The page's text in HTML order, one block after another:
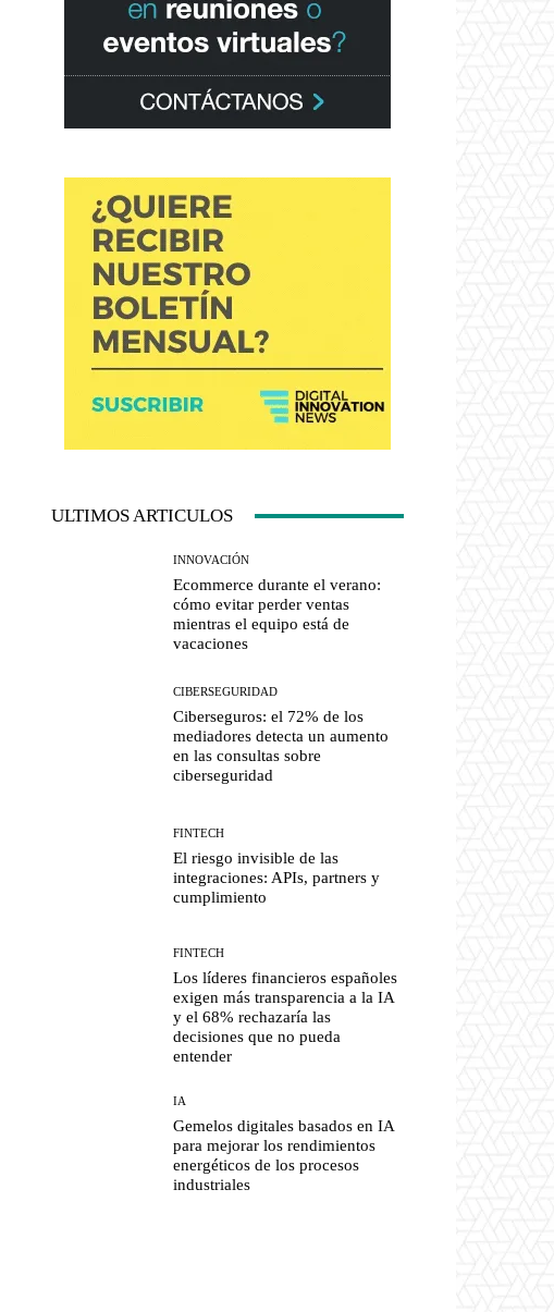
ULTIMOS ARTICULOS
INNOVACIÓN
Ecommerce durante el verano:
cómo evitar perder ventas
mientras el equipo está de
vacaciones
CIBERSEGURIDAD
Ciberseguros: el 72% de los
mediadores detecta un aumento
en las consultas sobre
ciberseguridad
FINTECH
El riesgo invisible de las
integraciones: APIs, partners y
cumplimiento
FINTECH
Los líderes financieros españoles
exigen más transparencia a la IA
y el 68% rechazaría las
decisiones que no pueda
entender
IA
Gemelos digitales basados en IA
para mejorar los rendimientos
energéticos de los procesos
industriales